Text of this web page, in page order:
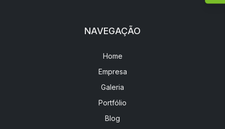
NAVEGAÇÃO
Home
Empresa
Galeria
Portfólio
Blog